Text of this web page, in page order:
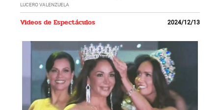
LUCERO VALENZUELA
Videos de Espectáculos 2024/12/13